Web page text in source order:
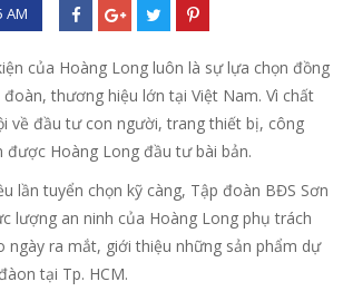
AM
của Hoàng Long luôn là sự lựa chọn đồng
thương hiệu lớn tại Việt Nam. Vì chất
về đầu tư con người, trang thiết bị, công
được Hoàng Long đầu tư bài bản.
lần tuyển chọn kỹ càng, Tập đoàn BĐS Sơn
lượng an ninh của Hoàng Long phụ trách
ngày ra mắt, giới thiệu những sản phẩm dự
tại Tp. HCM.